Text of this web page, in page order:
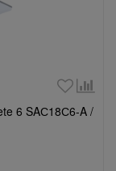
6 SAС18С6-A /